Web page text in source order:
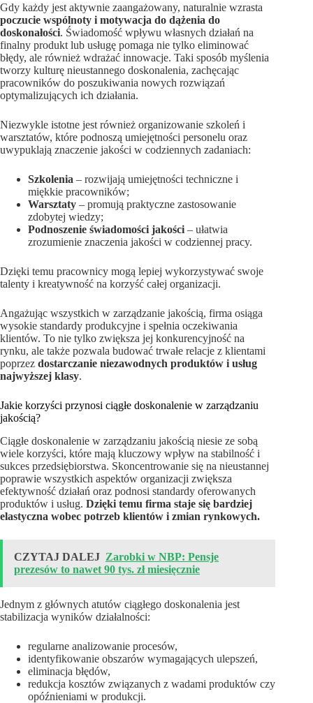
Gdy każdy jest aktywnie zaangażowany, naturalnie wzrasta
poczucie wspólnoty i motywacja do dążenia do
doskonałości. Świadomość wpływu własnych działań na
finalny produkt lub usługę pomaga nie tylko eliminować
błędy, ale również wdrażać innowacje. Taki sposób myślenia
tworzy kulturę nieustannego doskonalenia, zachęcając
pracowników do poszukiwania nowych rozwiązań
optymalizujących ich działania.
Niezwykle istotne jest również organizowanie szkoleń i
warsztatów, które podnoszą umiejętności personelu oraz
uwypuklają znaczenie jakości w codziennych zadaniach:
Szkolenia – rozwijają umiejętności techniczne i
miękkie pracowników;
Warsztaty – promują praktyczne zastosowanie
zdobytej wiedzy;
Podnoszenie świadomości jakości – ułatwia
zrozumienie znaczenia jakości w codziennej pracy.
Dzięki temu pracownicy mogą lepiej wykorzystywać swoje
talenty i kreatywność na korzyść całej organizacji.
Angażując wszystkich w zarządzanie jakością, firma osiąga
wysokie standardy produkcyjne i spełnia oczekiwania
klientów. To nie tylko zwiększa jej konkurencyjność na
rynku, ale także pozwala budować trwałe relacje z klientami
poprzez dostarczanie niezawodnych produktów i usług
najwyższej klasy.
Jakie korzyści przynosi ciągłe doskonalenie w zarządzaniu
jakością?
Ciągłe doskonalenie w zarządzaniu jakością niesie ze sobą
wiele korzyści, które mają kluczowy wpływ na stabilność i
sukces przedsiębiorstwa. Skoncentrowanie się na nieustannej
poprawie wszystkich aspektów organizacji zwiększa
efektywność działań oraz podnosi standardy oferowanych
produktów i usług. Dzięki temu firma staje się bardziej
elastyczna wobec potrzeb klientów i zmian rynkowych.
CZYTAJ DALEJ Zarobki w NBP: Pensje
prezesów to nawet 90 tys. zł miesięcznie
Jednym z głównych atutów ciągłego doskonalenia jest
stabilizacja wyników działalności:
regularne analizowanie procesów,
identyfikowanie obszarów wymagających ulepszeń,
eliminacja błędów,
redukcja kosztów związanych z wadami produktów czy
opóźnieniami w produkcji.